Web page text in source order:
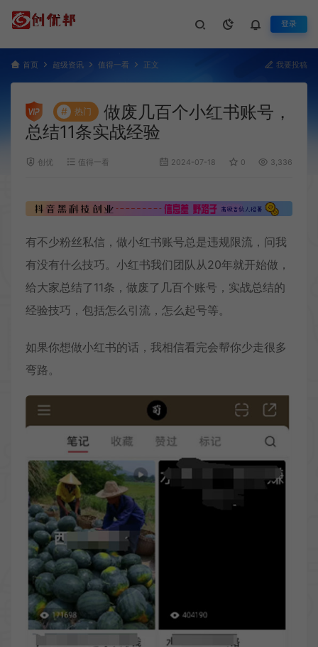
登录
首页 超级资讯 值得一看 正文 我要投稿
# 热门
做废几百个小红书账号，
总结11条实战经验
创优 值得一看 2024-07-18 0 3,336
有不少粉丝私信，做小红书账号总是违规限流，问我
有没有什么技巧。小红书我们团队从20年就开始做，
给大家总结了11条，做废了几百个账号，实战总结的
经验技巧，包括怎么引流，怎么起号等。
如果你想做小红书的话，我相信看完会帮你少走很多
弯路。